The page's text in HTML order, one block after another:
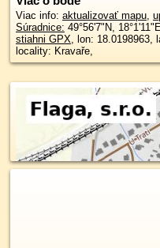
Viac info: aktualizovať mapu,
Súradnice: 49°56'7"N,
stiahni GPX, lon: 18.0198963,
locality: Kravaře,